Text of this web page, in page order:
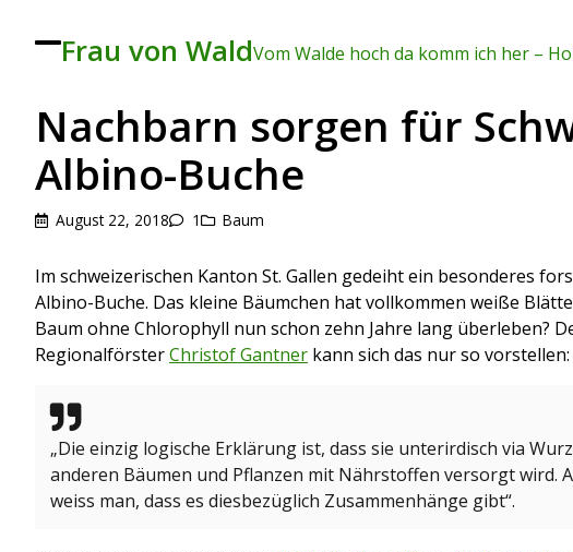
To
me
nu
Frau von WaldVom Walde hoch da komm ich her –
Nachbarn sorgen für
Albino-Buche
August 22, 2018 1 Baum
Im schweizerischen Kanton St. Gallen gedeiht ein besonderes
Albino-Buche. Das kleine Bäumchen hat vollkommen weiße
Baum ohne Chlorophyll nun schon zehn Jahre lang überleben?
RegionalförsterChristof Gantner kann sich das nur so vorstellen:
„Die einzig logische Erklärung ist, dass sie unterirdisch via
anderen Bäumen und Pflanzen mit Nährstoffen versorgt wird.
weiss man, dass es diesbezüglich Zusammenhänge gibt“.